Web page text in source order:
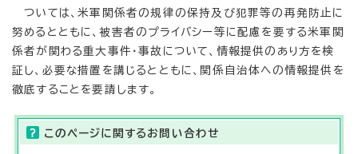
ついては、米軍関係者の規律の保持及び犯罪等の再発防止に
努めるとともに、被害者のプライバシー等に配慮を要する米軍関
係者が関わる重大事件・事故について、情報提供のあり方を検
証し、必要な措置を講じるとともに、関係自治体への情報提供を
徹底することを要請します。
このページに関する お問い合わせ